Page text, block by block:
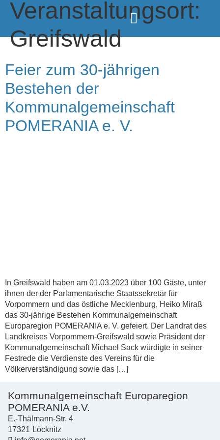
Veranstaltungsort:
Greifswald
Feier zum 30-jährigen
Bestehen der
Kommunalgemeinschaft
POMERANIA e. V.
In Greifswald haben am 01.03.2023 über 100 Gäste, unter
ihnen der der Parlamentarische Staatssekretär für
Vorpommern und das östliche Mecklenburg, Heiko Miraß
das 30-jährige Bestehen Kommunalgemeinschaft
Europaregion POMERANIA e. V. gefeiert. Der Landrat des
Landkreises Vorpommern-Greifswald sowie Präsident der
Kommunalgemeinschaft Michael Sack würdigte in seiner
Festrede die Verdienste des Vereins für die
Völkerverständigung sowie das […]
Kommunalgemeinschaft Europaregion
POMERANIA e.V.
E.-Thälmann-Str. 4
17321 Löcknitz